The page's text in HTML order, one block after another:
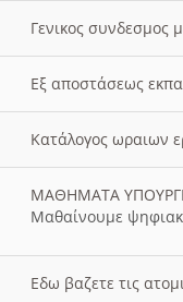
Γενικος συνδεσμος
Εξ αποστάσεως
Κατάλογος ωραιων
ΜΑΘΗΜΑΤΑ
Μαθαίνουμε
Εδω βαζετε τις